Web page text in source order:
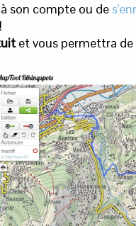
son compte ou de
et vous permettra de